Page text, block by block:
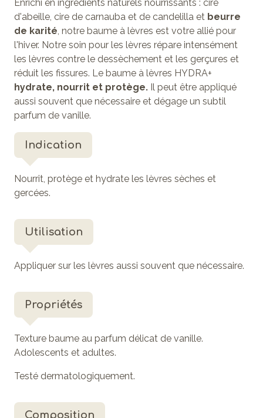
Enrichi en ingrédients naturels nourrissants : cire
d'abeille, cire de carnauba et de candelilla et beurre
de karité , notre baume à lèvres est votre allié pour
l'hiver. Notre soin pour les lèvres répare intensément
les lèvres contre le dessèchement et les gerçures et
réduit les fissures. Le baume à lèvres HYDRA+
hydrate, nourrit et protège. Il peut être appliqué
aussi souvent que nécessaire et dégage un subtil
parfum de vanille.
Indication
Nourrit, protège et hydrate les lèvres sèches et
gercées.
Utilisation
Appliquer sur les lèvres aussi souvent que nécessaire.
Propriétés
Texture baume au parfum délicat de vanille.
Adolescents et adultes.
Testé dermatologiquement.
Composition